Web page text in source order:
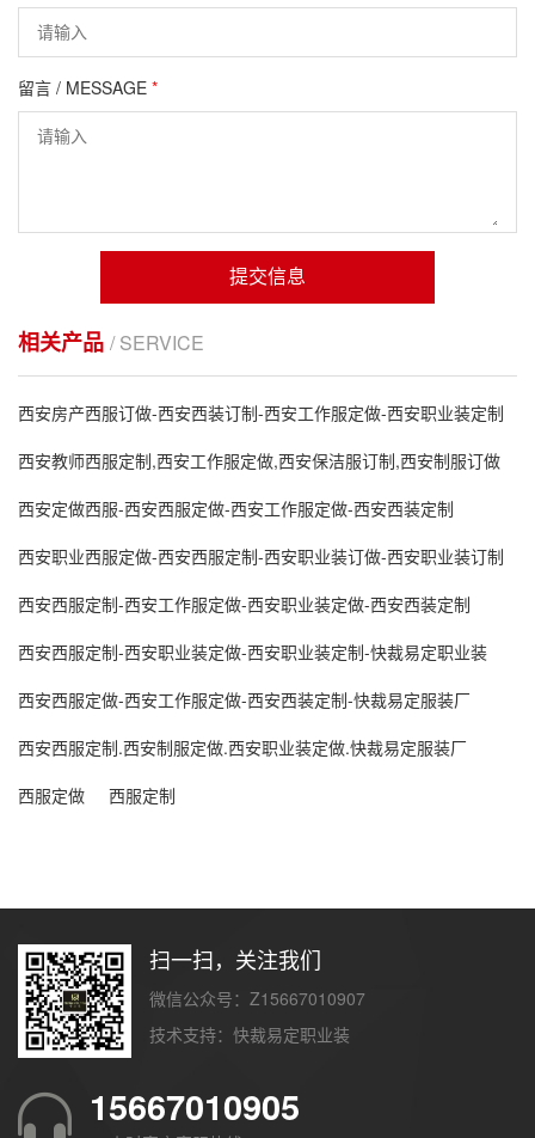
留言 / MESSAGE *
提交信息
相关产品 / SERVICE
西安房产西服订做-西安西装订制-西安工作服定做-西安职业装定制
西安教师西服定制,西安工作服定做,西安保洁服订制,西安制服订做
西安定做西服-西安西服定做-西安工作服定做-西安西装定制
西安职业西服定做-西安西服定制-西安职业装订做-西安职业装订制
西安西服定制-西安工作服定做-西安职业装定做-西安西装定制
西安西服定制-西安职业装定做-西安职业装定制-快裁易定职业装
西安西服定做-西安工作服定做-西安西装定制-快裁易定服装厂
西安西服定制.西安制服定做.西安职业装定做.快裁易定服装厂
西服定做
西服定制
扫一扫，关注我们
微信公众号：Z15667010907
技术支持： 快裁易定职业装
15667010905